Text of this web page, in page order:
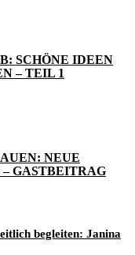
SCHÖNE IDEEN
– TEIL 1
NEUE
GASTBEITRAG
begleiten: Janina